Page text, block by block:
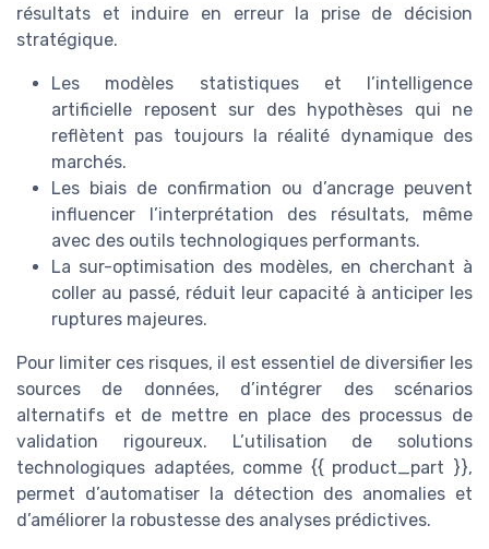
résultats et induire en erreur la prise de décision
stratégique.
Les modèles statistiques et l’intelligence
artificielle reposent sur des hypothèses qui ne
reflètent pas toujours la réalité dynamique des
marchés.
Les biais de confirmation ou d’ancrage peuvent
influencer l’interprétation des résultats, même
avec des outils technologiques performants.
La sur-optimisation des modèles, en cherchant à
coller au passé, réduit leur capacité à anticiper les
ruptures majeures.
Pour limiter ces risques, il est essentiel de diversifier les
sources de données, d’intégrer des scénarios
alternatifs et de mettre en place des processus de
validation rigoureux. L’utilisation de solutions
technologiques adaptées, comme {{ product_part }},
permet d’automatiser la détection des anomalies et
d’améliorer la robustesse des analyses prédictives.